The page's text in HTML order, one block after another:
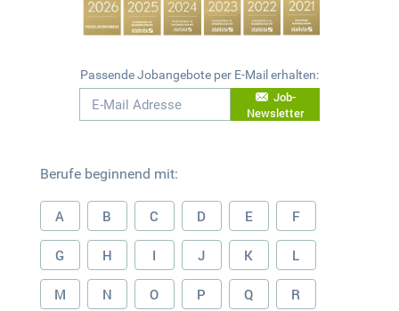
Passende Jobangebote per E-Mail erhalten:
Job-
Newsletter
Berufe beginnend mit:
A B C D E F
G H I J K L
M N O P Q R